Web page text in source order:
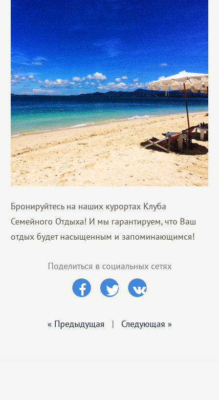
Бронируйтесь на наших курортах Клуба
Семейного Отдыха! И мы гарантируем, что Ваш
отдых будет насыщенным и запоминающимся!
Поделиться в социальных сетях
« Предыдущая | Следующая »